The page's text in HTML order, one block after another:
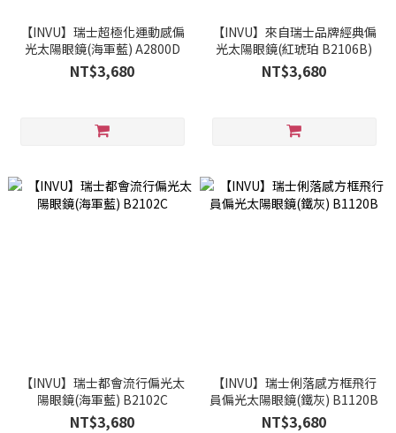
【INVU】瑞士超極化運動感偏
光太陽眼鏡(海軍藍) A2800D
NT$3,680
【INVU】來自瑞士品牌經典偏
光太陽眼鏡(紅琥珀 B2106B)
NT$3,680
【INVU】瑞士都會流行偏光太
陽眼鏡(海軍藍) B2102C
NT$3,680
【INVU】瑞士俐落感方框飛行
員偏光太陽眼鏡(鐵灰) B1120B
NT$3,680